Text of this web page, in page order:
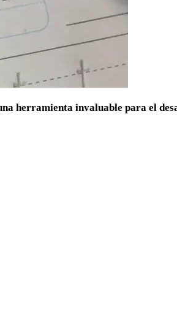
herramienta invaluable para el